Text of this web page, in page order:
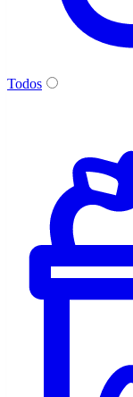
Todos